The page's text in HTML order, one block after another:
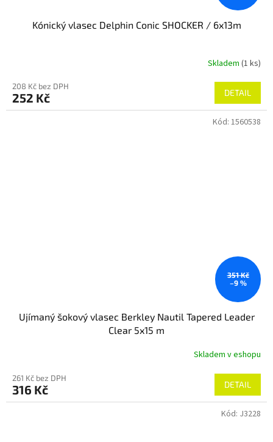
Kónický vlasec Delphin Conic SHOCKER / 6x13m
Skladem (1 ks)
208 Kč bez DPH
252 Kč DETAIL
351 Kč
–9 %
Ujímaný šokový vlasec Berkley Nautil Tapered Leader
Clear 5x15 m
Skladem v eshopu
261 Kč bez DPH
316 Kč DETAIL
Kód: 1560538
Kód: J3228